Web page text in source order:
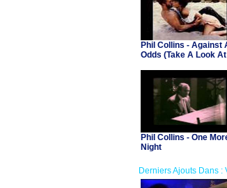
Phil Collins - Against
Odds (Take A Look At
Phil Collins - One
Night
Derniers Ajouts Dans :